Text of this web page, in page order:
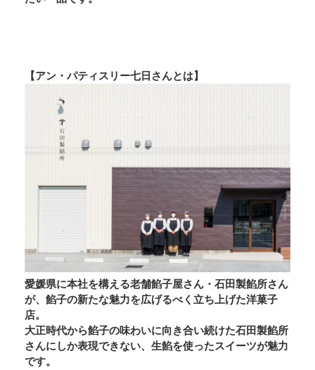
【アン・パティスリー七日さんとは】
愛媛県に本社を構える老舗餡子屋さん・石田製餡所さん
が、餡子の新たな魅力を広げるべく立ち上げた洋菓子
店。
大正時代から餡子の味わいに向き合い続けた石田製餡所
さんにしか表現できない、生餡を使ったスイーツが魅力
です。